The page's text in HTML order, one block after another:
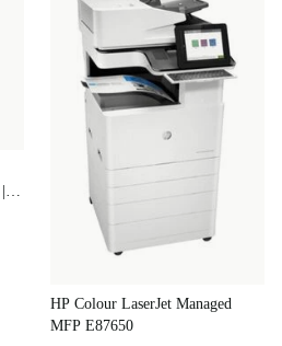
HP Colour LaserJet Managed
MFP E87650